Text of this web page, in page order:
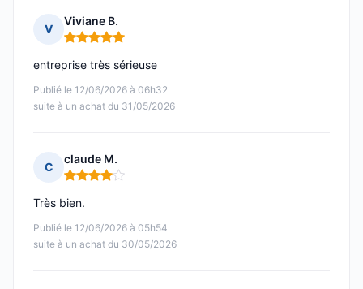
V
Viviane B.
Note : 5 sur 5
Publié le 12/06/2026 à 06h32
suite à un achat du 31/05/2026
entreprise très sérieuse
C
claude M.
Note : 4 sur 5
Publié le 12/06/2026 à 05h54
suite à un achat du 30/05/2026
Très bien.